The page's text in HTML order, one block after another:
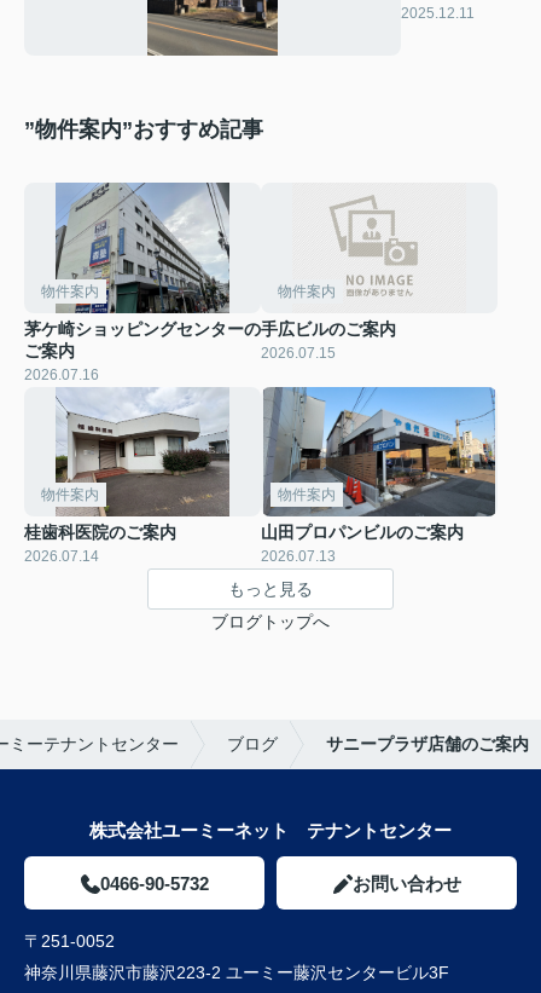
2025.12.11
”物件案内”おすすめ記事
物件案内
茅ケ崎ショッピングセンターの
ご案内
2026.07.16
物件案内
手広ビルのご案内
2026.07.15
物件案内
桂歯科医院のご案内
2026.07.14
物件案内
山田プロパンビルのご案内
2026.07.13
もっと見る
ブログトップへ
ミーテナントセンター ブログ サニープラザ店舗のご案内
株式会社ユーミーネット テナントセンター
0466-90-5732 お問い合わせ
〒251-0052
神奈川県藤沢市藤沢223-2 ユーミー藤沢センタービル3F